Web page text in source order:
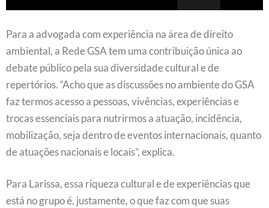
Para a advogada com experiência na área de direito
ambiental, a Rede GSA tem uma contribuição única ao
debate público pela sua diversidade cultural e de
repertórios. “Acho que as discussões no ambiente do GSA
faz termos acesso a pessoas, vivências, experiências e
trocas essenciais para nutrirmos a atuação, incidência,
mobilização, seja dentro de eventos internacionais, quanto
de atuações nacionais e locais”, explica.
Para Larissa, essa riqueza cultural e de experiências que
está no grupo é, justamente, o que faz com que suas